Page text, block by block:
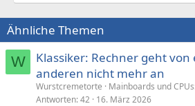
Ähnliche Themen
W
Klassiker: Rechner geht von
anderen nicht mehr an
Wurstcremetorte
Mainboards und
Antworten 42 16. März 2026